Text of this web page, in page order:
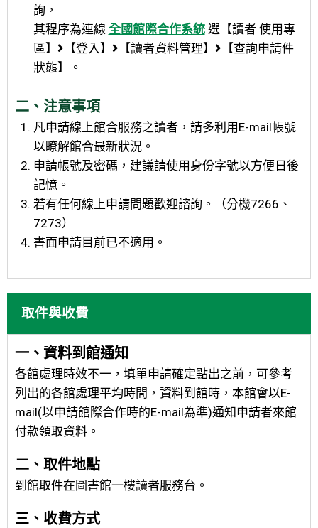
詢，
其程序為連線 全國館際合作系統選【讀者 使用專
區】
【登入】 【讀者資料管理】
【查詢申請件
狀態】。
二、注意事項
凡申請線上館合服務之讀者，請多利用E-mail帳號
以瞭解館合最新狀況。
申請帳號及密碼，建議請使用身份字號以方便日後
記憶。
若有任何線上申請問題歡迎諮詢。（分機7266、
7273）
書面申請目前已不適用。
取件與收費
一、資料到館通知
各館處理時效不一，填單申請確定點出之前，可參考
列出的各館處理平均時間，資料到館時，本館會以E-
mail(以申請館際合作時的E-mail為準)通知申請者來館
付款領取資料。
二、取件地點
到館取件在圖書館一樓讀者服務台。
三、收費方式